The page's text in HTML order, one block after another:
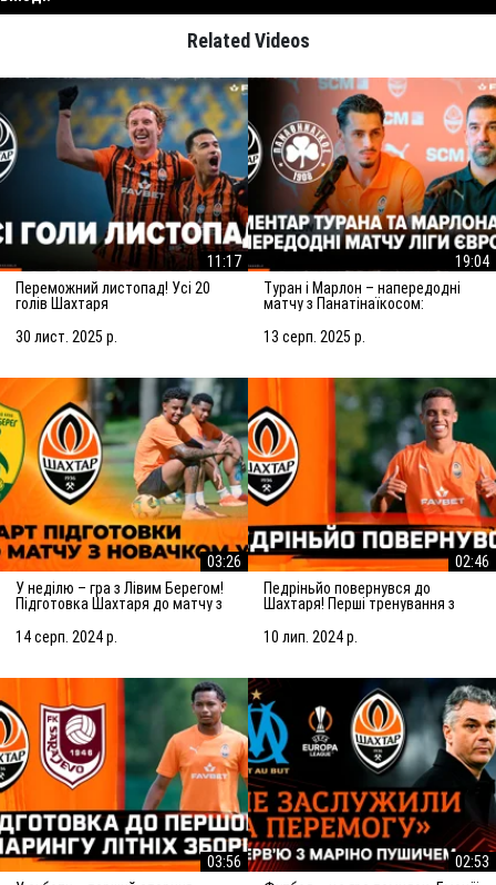
Related Videos
11:17
Переможний листопад! Усі 20
голів Шахтаря
30 лист. 2025 р.
19:04
Туран і Марлон – напередодні
матчу з Панатінаїкосом:
досягнення мети
13 серп. 2025 р.
03:26
У неділю – гра з Лівим Берегом!
Підготовка Шахтаря до матчу з
14 серп. 2024 р.
02:46
Педріньйо повернувся до
Шахтаря! Перші тренування з
10 лип. 2024 р.
03:56
02:53